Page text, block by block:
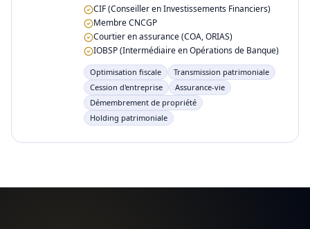
CIF (Conseiller en Investissements Financiers)
Membre CNCGP
Courtier en assurance (COA, ORIAS)
IOBSP (Intermédiaire en Opérations de Banque)
Optimisation fiscale
Transmission patrimoniale
Cession d'entreprise
Assurance-vie
Démembrement de propriété
Holding patrimoniale